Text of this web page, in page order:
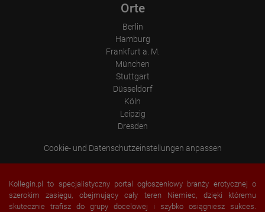
Orte
Berlin
Hamburg
Frankfurt a. M.
München
Stuttgart
Düsseldorf
Köln
Leipzig
Dresden
Cookie- und Datenschutzeinstellungen anpassen
Kollegin.pl to specjalistyczny portal ogłoszeniowy branży erotycznej o
szerokim zasięgu, obejmujący cały teren Niemiec, dzięki któremu
skutecznie trafisz do grupy docelowej i szybko osiągniesz sukces.